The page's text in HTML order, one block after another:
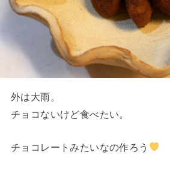
外は大雨。
チョコないけど食べたい。
チョコレートみたいなの作ろう